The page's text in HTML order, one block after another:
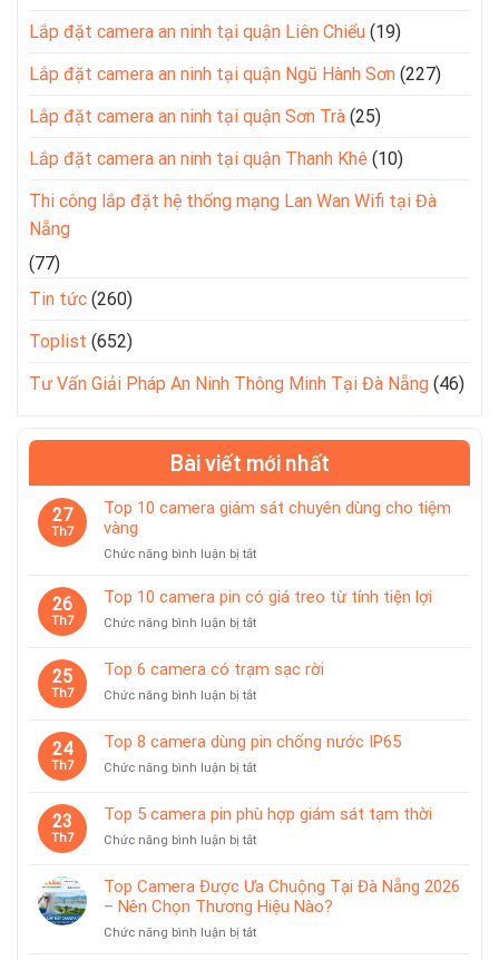
Lắp đặt camera an ninh tại quận Liên Chiểu (19)
Lắp đặt camera an ninh tại quận Ngũ Hành Sơn (227)
Lắp đặt camera an ninh tại quận Sơn Trà (25)
Lắp đặt camera an ninh tại quận Thanh Khê (10)
Thi công lắp đặt hệ thống mạng Lan Wan Wifi tại Đà
Nẵng
(77)
Tin tức (260)
Toplist (652)
Tư Vấn Giải Pháp An Ninh Thông Minh Tại Đà Nẵng (46)
Bài viết mới nhất
27
Th7
Top 10 camera giám sát chuyên dùng cho tiệm
vàng
Chức năng bình luận bị tắtở
10
camera
giám
chuyên
cho
vàng
26
Th7
Top 10 camera pin có giá treo từ tính tiện lợi
Chức năng bình luận bị tắtở
camera
pin
giá
từ
tiện
25
Th7
Top 6 camera có trạm sạc rời
Chức năng bình luận bị tắtở
6
camera
có
sạc
24
Th7
Top 8 camera dùng pin chống nước IP65
Chức năng bình luận bị tắtở
8
camera
dùng
chống
nước
IP65
23
Th7
Top 5 camera pin phù hợp giám sát tạm thời
Chức năng bình luận bị tắtở
5
camera
pin
phù
Top Camera Được Ưa Chuộng Tại Đà Nẵng 2026
– Nên Chọn Thương Hiệu Nào?
Chức năng bình luận bị tắtở